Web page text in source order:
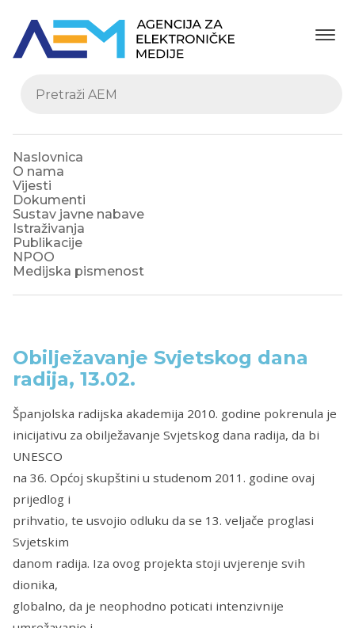
Naslovnica
O nama
Vijesti
Dokumenti
Sustav javne nabave
Istraživanja
Publikacije
NPOO
Medijska pismenost
Obilježavanje Svjetskog dana
radija, 13.02.
Španjolska radijska akademija 2010. godine pokrenula je
inicijativu za obilježavanje Svjetskog dana radija, da bi
UNESCO
na 36. Općoj skupštini u studenom 2011. godine ovaj
prijedlog i
prihvatio, te usvojio odluku da se 13. veljače proglasi
Svjetskim
danom radija. Iza ovog projekta stoji uvjerenje svih
dionika,
globalno, da je neophodno poticati intenzivnije